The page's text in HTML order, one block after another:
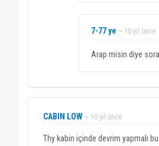
7-77 ye ~ 10 yıl önce
Arap misin diye
CABIN LOW ~ 10 yıl önce
Thy kabin içinde devrim yapmalı